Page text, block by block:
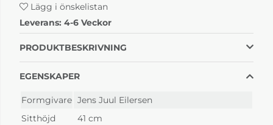
fr. 72 134 kr
4-6 Veckor
Lägg i önskelistan
Leverans: 4-6 Veckor
PRODUKTBESKRIVNING
EGENSKAPER
Formgivare Jens Juul Eilersen
Sitthöjd
41 cm